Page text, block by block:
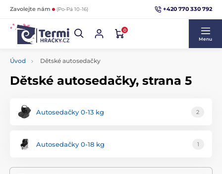
Zavolejte nám (Po-Pá 10-16) +420 770 330 792
0
Menu
Úvod Dětské autosedačky
Dětské autosedačky, strana 5
Autosedačky 0-13 kg 2
Autosedačky 0-18 kg 1